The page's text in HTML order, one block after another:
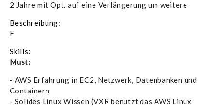
2 Jahre mit Opt. auf eine Verlängerung um weitere
Beschreibung:
F
Skills:
Must:
- AWS Erfahrung in EC2, Netzwerk, Datenbanken und
Containern
- Solides Linux Wissen (VXR benutzt das AWS Linux